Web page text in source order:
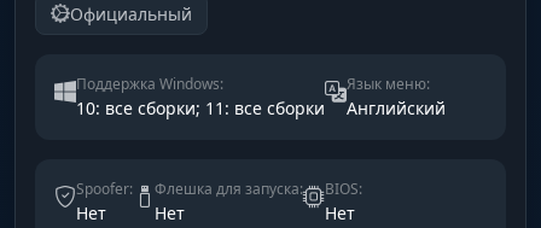
Официальный
Поддержка Windows:
10: все сборки; 11: все сборки
Язык меню:
Английский
Spoofer:
Нет
Флешка для запуска:
Нет
BIOS:
Нет